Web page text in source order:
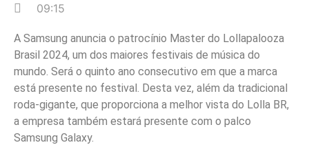
09:15
A Samsung anuncia o patrocínio Master do Lollapalooza
Brasil 2024, um dos maiores festivais de música do
mundo. Será o quinto ano consecutivo em que a marca
está presente no festival. Desta vez, além da tradicional
roda-gigante, que proporciona a melhor vista do Lolla BR,
a empresa também estará presente com o palco
Samsung Galaxy.